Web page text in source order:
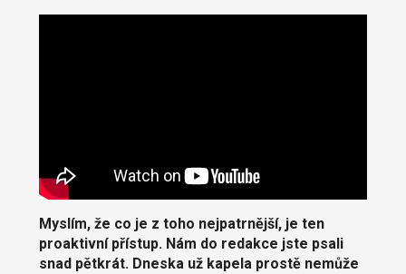
Myslím, že co je z toho nejpatrnější, je ten
proaktivní přístup. Nám do redakce jste psali
snad pětkrát. Dneska už kapela prostě nemůže